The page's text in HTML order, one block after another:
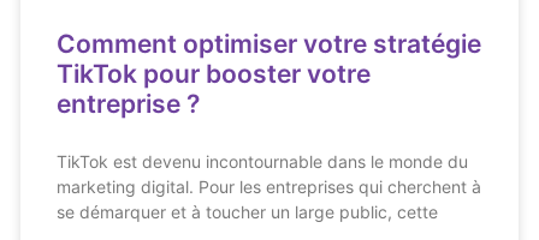
Comment optimiser votre stratégie
TikTok pour booster votre
entreprise ?
TikTok est devenu incontournable dans le monde du
marketing digital. Pour les entreprises qui cherchent à
se démarquer et à toucher un large public, cette